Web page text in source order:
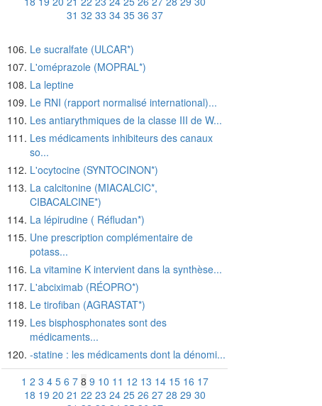
31 32 33 34 35 36 37
Le sucralfate (ULCAR*)
L'oméprazole (MOPRAL*)
La leptine
Le RNI (rapport normalisé international)...
Les antiarythmiques de la classe III de W...
Les médicaments inhibiteurs des canaux
so...
L'ocytocine (SYNTOCINON*)
La calcitonine (MIACALCIC*,
CIBACALCINE*)
La lépirudine ( Réfludan*)
Une prescription complémentaire de
potass...
La vitamine K intervient dans la synthèse...
L'abciximab (RÉOPRO*)
Le tirofiban (AGRASTAT*)
Les bisphosphonates sont des
médicaments...
-statine : les médicaments dont la dénomi...
1 2 3 4 5 6 7 8 9 10 11 12 13 14 15 16 17
18 19 20 21 22 23 24 25 26 27 28 29 30